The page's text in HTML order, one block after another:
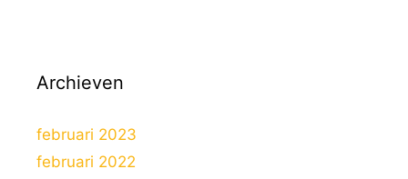
Archieven
februari 2023
februari 2022